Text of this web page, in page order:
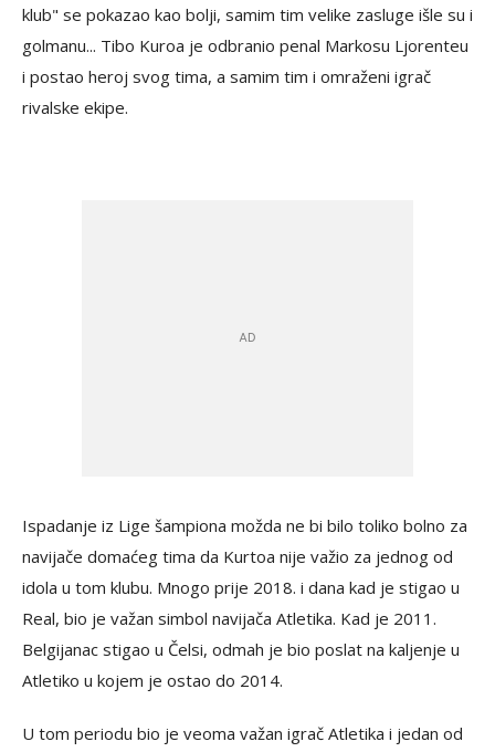
klub" se pokazao kao bolji, samim tim velike zasluge išle su i
golmanu... Tibo Kuroa je odbranio penal Markosu Ljorenteu
i postao heroj svog tima, a samim tim i omraženi igrač
rivalske ekipe.
Ispadanje iz Lige šampiona možda ne bi bilo toliko bolno za
navijače domaćeg tima da Kurtoa nije važio za jednog od
idola u tom klubu. Mnogo prije 2018. i dana kad je stigao u
Real, bio je važan simbol navijača Atletika. Kad je 2011.
Belgijanac stigao u Čelsi, odmah je bio poslat na kaljenje u
Atletiko u kojem je ostao do 2014.
U tom periodu bio je veoma važan igrač Atletika i jedan od